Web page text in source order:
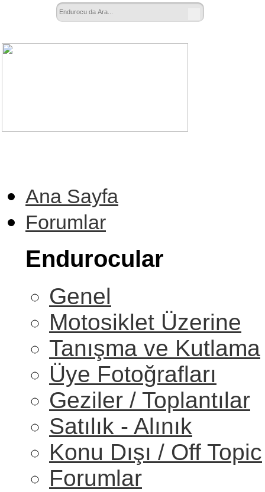
Ana Sayfa
Forumlar
Endurocular
Genel
Motosiklet Üzerine
Tanışma ve Kutlama
Üye Fotoğrafları
Geziler / Toplantılar
Satılık - Alınık
Konu Dışı / Off Topic
Forumlar